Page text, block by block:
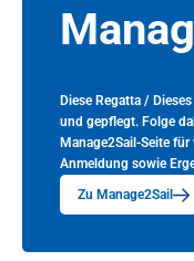
Diese Regatta /
und gepflegt. Folge
Manage2Sail-Seite
Anmeldung sowie
Zu Manage2Sail